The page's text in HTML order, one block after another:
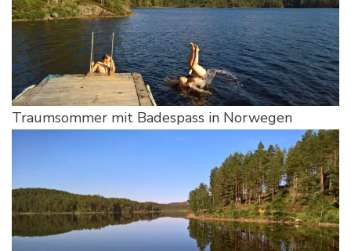
Traumsommer mit Badespass in Norwegen